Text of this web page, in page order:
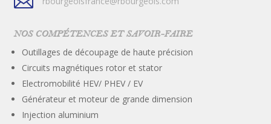
NOS COMPÉTENCES ET SAVOIR-FAIRE
Outillages de découpage de haute précision
Circuits magnétiques rotor et stator
Electromobilité HEV/ PHEV / EV
Générateur et moteur de grande dimension
Injection aluminium